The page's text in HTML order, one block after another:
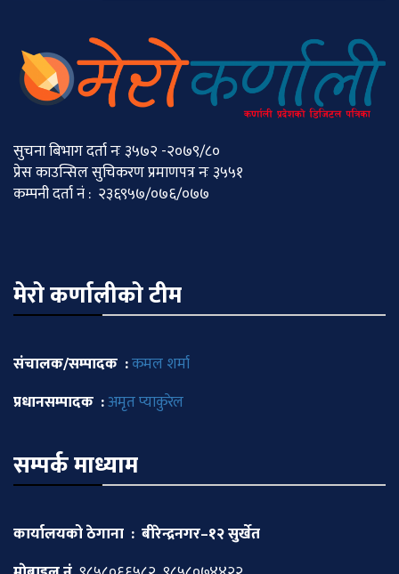
सुचना बिभाग दर्ता नः ३५७२ -२०७९/८०
प्रेस काउन्सिल सुचिकरण प्रमाणपत्र नः ३५५१
कम्पनी दर्ता नं : २३६९५७/०७६/०७७
मेराे कर्णालीकाे टीम
संचालक/सम्पादक :कमल शर्मा
प्रधानसम्पादक :अमृत प्याकुरेल
सम्पर्क माध्याम
कार्यालयको ठेगाना : बीरेन्द्रनगर–१२ सुर्खेत